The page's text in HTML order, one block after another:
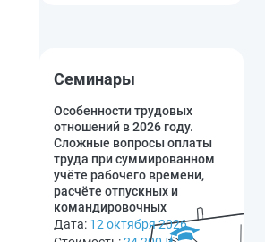
Семинары
Особенности трудовых
отношений в 2026 году.
Сложные вопросы оплаты
труда при суммированном
учёте рабочего времени,
расчёте отпускных и
командировочных
Дата: 12 октября 2026